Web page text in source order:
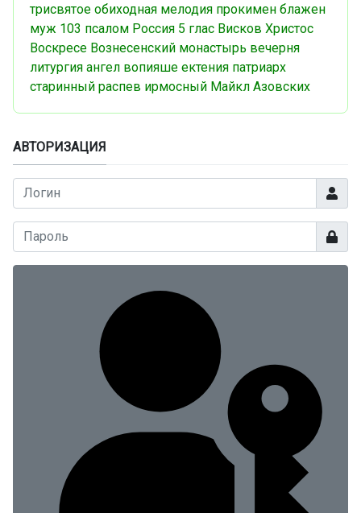
трисвятое обиходная мелодия прокимен блажен
муж 103 псалом Россия 5 глас Висков Христос
Воскресе Вознесенский монастырь вечерня
литургия ангел вопияше ектения патриарх
старинный распев ирмосный Майкл Азовских
АВТОРИЗАЦИЯ
Логин